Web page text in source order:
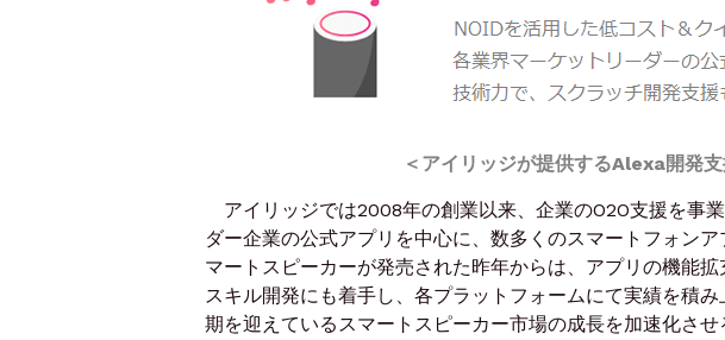
＜アイリッジが提供するAlexa開発
アイリッジでは2008年の創業以来、企業のO2O支援を事
ダー企業の公式アプリを中心に、数多くのスマートフォン
マートスピーカーが発売された昨年からは、アプリの機能
スキル開発にも着手し、各プラットフォームにて実績を積
期を迎えているスマートスピーカー市場の成長を加速化さ